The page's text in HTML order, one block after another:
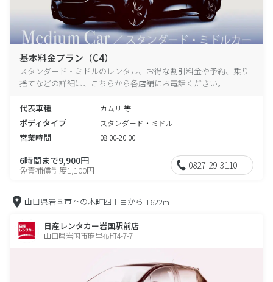
基本料金プラン（C4）
スタンダード・ミドルのレンタル、お得な割引料金や予約、乗り
捨てなどの詳細は、こちらから各店舗にお電話ください。
代表車種 カムリ 等
ボディタイプ スタンダード・ミドル
営業時間 08:00-20:00
6時間まで9,900円
免責補償制度1,100円 0827-29-3110
山口県岩国市室の木町四丁目から 1622m
日産レンタカー岩国駅前店
山口県岩国市麻里布町4-7-7